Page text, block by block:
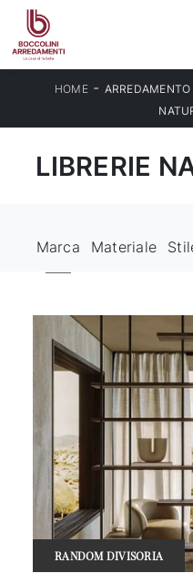
HOME-
LIBRERIE
Marca Materiale
RANDOM DIVISORIA